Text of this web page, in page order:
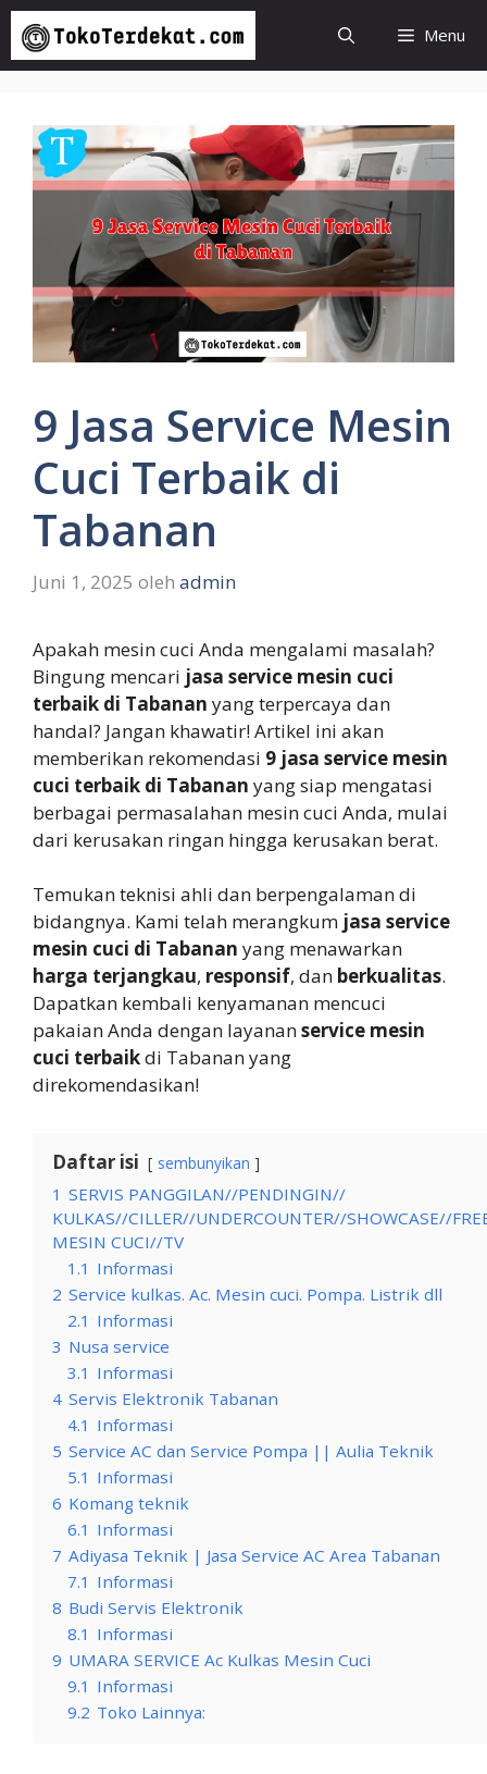
Langsung
isi
Menu
9 Jasa Service Mesin
Cuci Terbaik di
Tabanan
Juni 1, 2025 oleh admin
Apakah mesin cuci Anda mengalami masalah?
Bingung mencari jasa service mesin cuci
terbaik di Tabanan yang terpercaya dan
handal? Jangan khawatir! Artikel ini akan
memberikan rekomendasi 9 jasa service mesin
cuci terbaik di Tabanan yang siap mengatasi
berbagai permasalahan mesin cuci Anda, mulai
dari kerusakan ringan hingga kerusakan berat.
Temukan teknisi ahli dan berpengalaman di
bidangnya. Kami telah merangkum jasa service
mesin cuci di Tabanan yang menawarkan
harga terjangkau, responsif, dan berkualitas.
Dapatkan kembali kenyamanan mencuci
pakaian Anda dengan layananservice mesin
cuci terbaikdi Tabanan yang
direkomendasikan!
Daftar isi sembunyikan
1 SERVIS PANGGILAN//PENDINGIN//
KULKAS//CILLER//UNDERCOUNTER//SHOWCASE//
MESIN CUCI//TV
1.1 Informasi
2 Service kulkas. Ac. Mesin cuci. Pompa. Listrik dll
2.1 Informasi
3 Nusa service
3.1 Informasi
4 Servis Elektronik Tabanan
4.1 Informasi
5 Service AC dan Service Pompa || Aulia Teknik
5.1 Informasi
6 Komang teknik
6.1 Informasi
7 Adiyasa Teknik | Jasa Service AC Area Tabanan
7.1 Informasi
8 Budi Servis Elektronik
8.1 Informasi
9 UMARA SERVICE Ac Kulkas Mesin Cuci
9.1 Informasi
9.2 Toko Lainnya: